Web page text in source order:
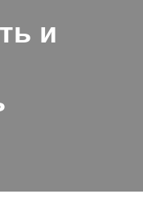
и